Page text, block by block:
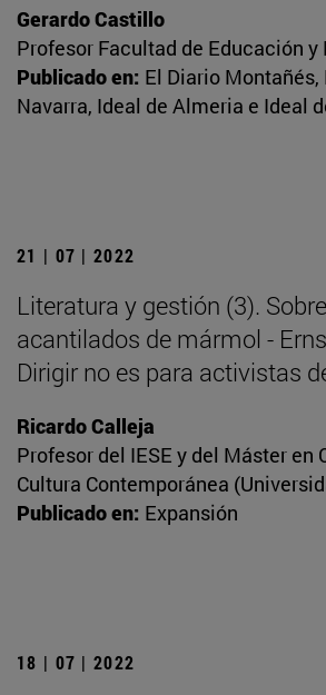
Gerardo Castillo
Profesor Facultad de Educación
Publicado en: El Diario Montañés,
Navarra, Ideal de Almeria e Ideal
21 | 07 | 2022
Literatura y gestión (3).
acantilados de mármol -
Dirigir no es para activistas
Ricardo Calleja
Profesor del IESE y del Máster en
Cultura Contemporánea
Publicado en: Expansión
18 | 07 | 2022